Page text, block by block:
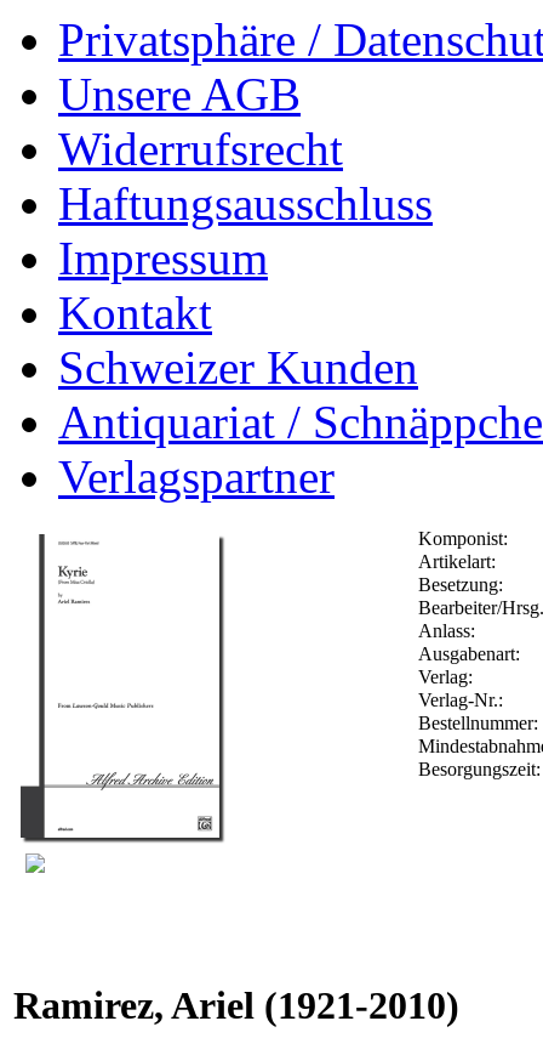
Privatsphäre /
Unsere AGB
Widerrufsrecht
Haftungsausschluss
Impressum
Kontakt
Schweizer Kunden
Antiquariat /
Verlagspartner
Komponist:
Artikelart:
Besetzung:
Bearbeiter/
Anlass:
Ausgabenart:
Verlag:
Verlag-Nr.:
Ramirez, Ariel (1921-2010)